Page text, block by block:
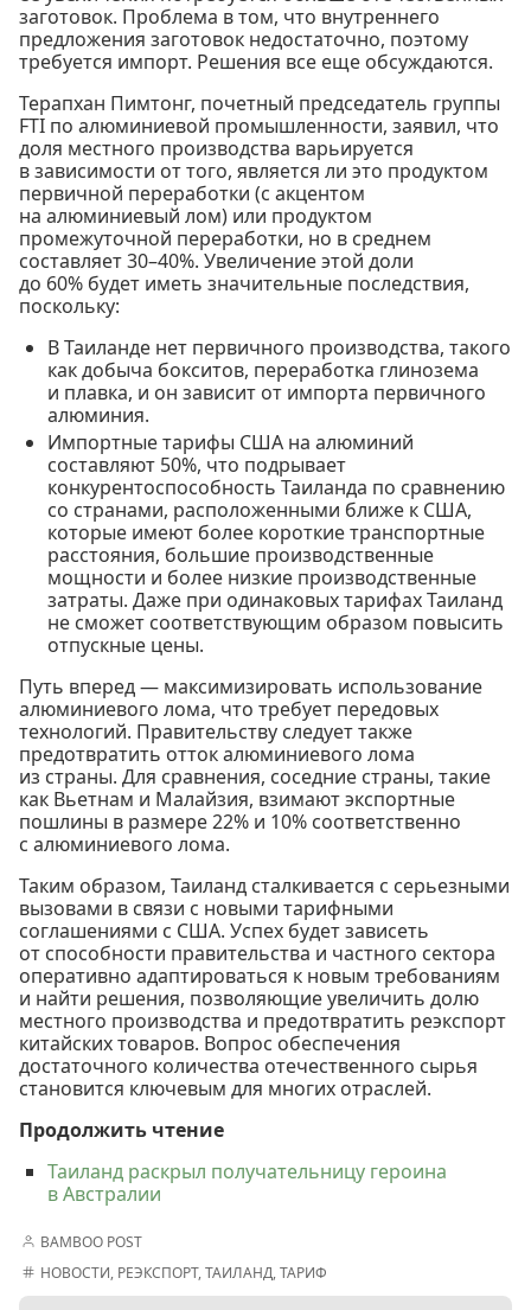
заготовок. Проблема в том, что внутреннего
предложения заготовок недостаточно, поэтому
требуется импорт. Решения все еще обсуждаются.
Терапхан Пимтонг, почетный председатель группы
FTI по алюминиевой промышленности, заявил, что
доля местного производства варьируется
в зависимости от того, является ли это продуктом
первичной переработки (с акцентом
на алюминиевый лом) или продуктом
промежуточной переработки, но в среднем
составляет 30–40%. Увеличение этой доли
до 60% будет иметь значительные последствия,
поскольку:
В Таиланде нет первичного производства, такого
как добыча бокситов, переработка глинозема
и плавка, и он зависит от импорта первичного
алюминия.
Импортные тарифы США на алюминий
составляют 50%, что подрывает
конкурентоспособность Таиланда по сравнению
со странами, расположенными ближе к США,
которые имеют более короткие транспортные
расстояния, большие производственные
мощности и более низкие производственные
затраты. Даже при одинаковых тарифах Таиланд
не сможет соответствующим образом повысить
отпускные цены.
Путь вперед — максимизировать использование
алюминиевого лома, что требует передовых
технологий. Правительству следует также
предотвратить отток алюминиевого лома
из страны. Для сравнения, соседние страны, такие
как Вьетнам и Малайзия, взимают экспортные
пошлины в размере 22% и 10% соответственно
с алюминиевого лома.
Таким образом, Таиланд сталкивается с серьезными
вызовами в связи с новыми тарифными
соглашениями с США. Успех будет зависеть
от способности правительства и частного сектора
оперативно адаптироваться к новым требованиям
и найти решения, позволяющие увеличить долю
местного производства и предотвратить реэкспорт
китайских товаров. Вопрос обеспечения
достаточного количества отечественного сырья
становится ключевым для многих отраслей.
Продолжить чтение
Таиланд раскрыл получательницу героина
в Австралии
BAMBOO POST
НОВОСТИ, РЕЭКСПОРТ,ТАИЛАНД,ТАРИФ